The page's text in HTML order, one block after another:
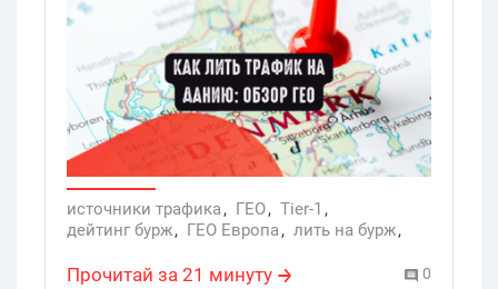
вообще идет в работу со
скандинавскими ГЕО. Конечно, речь о
высоких рейтах, солидной конверсии и
высочайшей в целом
платежеспособности датской
аудитории, представляющих для
манимейкеров отдельный интерес. На
какие вертикали и особенности работы
с креативами на Данию стоит обратить
внимание - рассказали в обзоре.
источники трафика, ГЕО, Tier-1 ,
дейтинг бурж, ГЕО Европа, лить на бурж,
Прочитай за 21 минуту 0